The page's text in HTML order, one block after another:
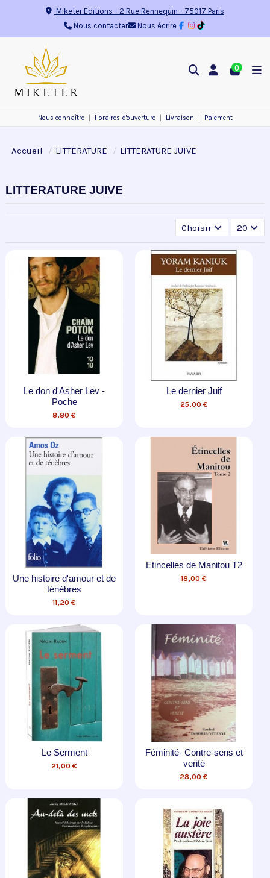
Miketer Editions - 2 Rue Rennequin - 75017 Paris
Nous contacter
Nous écrire
0
Nous connaître Horaires d'ouverture Livraison Paiement
Accueil LITTERATURE LITTERATURE JUIVE
LITTERATURE JUIVE
Choisir 20
Le don d'Asher Lev -
Poche
8,80 €
Le dernier Juif
25,00 €
Une histoire d'amour et de
ténèbres
11,20 €
Etincelles de Manitou T2
18,00 €
Le Serment
21,00 €
Féminité- Contre-sens et
verité
28,00 €